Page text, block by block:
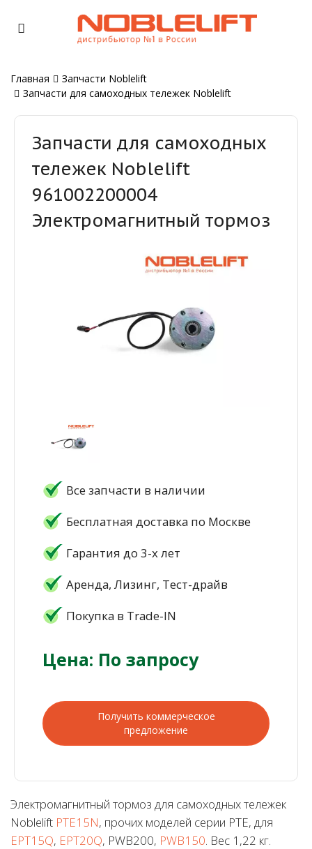
Главная
Запчасти Noblelift
Запчасти для самоходных тележек Noblelift
Запчасти для самоходных
тележек Noblelift
961002200004
Электромагнитный тормоз
Все запчасти в наличии
Бесплатная доставка по Москве
Гарантия до 3-х лет
Аренда, Лизинг, Тест-драйв
Покупка в Trade-IN
Цена: По запросу
Получить коммерческое
предложение
Электромагнитный тормоз для самоходных тележек
Noblelift PTE15N, прочих моделей серии PTE, для
EPT15Q, EPT20Q, PWB200, PWB150 . Вес 1,22 кг.